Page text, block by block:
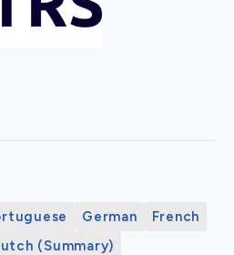
German
French
(Summary)